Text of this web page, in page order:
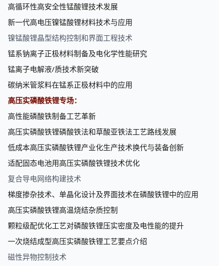
高循环性高安全性锰酸锂技术发展
新一代高电压镍锰酸锂材料技术与应用
镍锰酸锂晶型结构控制和界面工程技术
锰系钠离子正极材料制备及电化学性能研究
锰离子电解液/质技术新突破
碳纳米管浆料在锰系正极材料中的应用
高压实磷酸铁锂专场：
高性能磷酸铁制备工艺革新
高压实磷酸铁锂磷酸铁法和草酸亚铁法工艺路线发展
低成本高压实磷酸铁锂产业化生产技术换代与装备创新
适配固态电池用高压实磷酸铁锂技术优化
复合导电网络构建技术
梯度掺杂技术、单晶化设计及界面技术在磷酸铁锂中的应用
高压实磷酸铁锂高温烧结杂质控制
颗粒级配优化工艺对磷酸铁锂压实密度及电性能的提升
一次烧结成型高压实磷酸铁锂工艺要点介绍
磁性异物控制技术